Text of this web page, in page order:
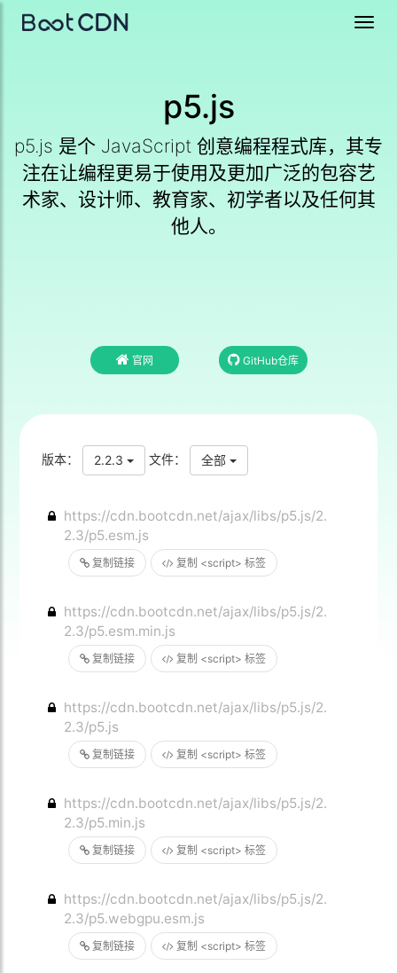
p5.js
p5.js 是个 JavaScript 创意编程程式库，其专
注在让编程更易于使用及更加广泛的包容艺
术家、设计师、教育家、初学者以及任何其
他人。
官网 GitHub仓库
版本： 2.2.3 文件： 全部
复制链接 复制 <script> 标签
https://cdn.bootcdn.net/ajax/libs/p5.js/2.
2.3/p5.esm.js
复制链接 复制 <script> 标签
https://cdn.bootcdn.net/ajax/libs/p5.js/2.
2.3/p5.esm.min.js
复制链接 复制 <script> 标签
https://cdn.bootcdn.net/ajax/libs/p5.js/2.
2.3/p5.js
复制链接 复制 <script> 标签
https://cdn.bootcdn.net/ajax/libs/p5.js/2.
2.3/p5.min.js
复制链接 复制 <script> 标签
https://cdn.bootcdn.net/ajax/libs/p5.js/2.
2.3/p5.webgpu.esm.js